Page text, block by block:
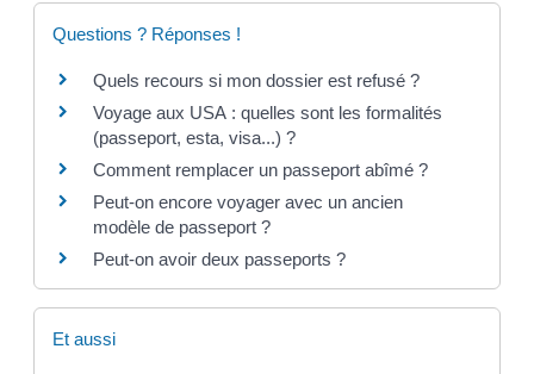
Questions ? Réponses !
Quels recours si mon dossier est refusé ?
Voyage aux USA : quelles sont les formalités
(passeport, esta, visa...) ?
Comment remplacer un passeport abîmé ?
Peut-on encore voyager avec un ancien
modèle de passeport ?
Peut-on avoir deux passeports ?
Et aussi